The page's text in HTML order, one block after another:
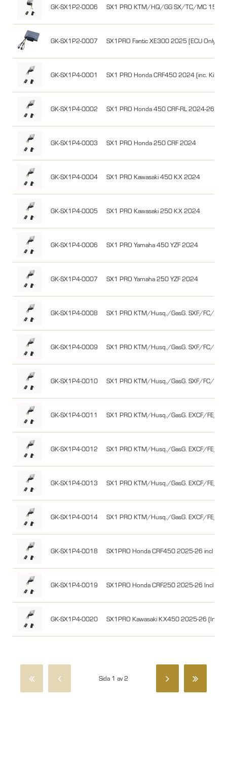
GK-SX1P2-0006 SX1 PRO KTM/HQ/GG SX/TC/MC 150
GK-SX1P2-0007 SX1PRO Fantic XE300 2025 (ECU Only)
GK-SX1P4-0001 SX1 PRO Honda CRF450 2024 (inc. Kill
GK-SX1P4-0002 SX1 PRO Honda 450 CRF-RL 2024-26
GK-SX1P4-0003 SX1 PRO Honda 250 CRF 2024
GK-SX1P4-0004 SX1 PRO Kawasaki 450 KX 2024
GK-SX1P4-0005 SX1 PRO Kawasaki 250 KX 2024
GK-SX1P4-0006 SX1 PRO Yamaha 450 YZF 2024
GK-SX1P4-0007 SX1 PRO Yamaha 250 YZF 2024
GK-SX1P4-0008 SX1 PRO KTM/Husq./GasG. SXF/FC/
GK-SX1P4-0009 SX1 PRO KTM/Husq./GasG. SXF/FC/
GK-SX1P4-0010 SX1 PRO KTM/Husq./GasG. SXF/FC/
GK-SX1P4-0011 SX1 PRO KTM/Husq./GasG. EXCF/FE/
GK-SX1P4-0012 SX1 PRO KTM/Husq./GasG. EXCF/FE/
GK-SX1P4-0013 SX1 PRO KTM/Husq./GasG. EXCF/FE/
GK-SX1P4-0014 SX1 PRO KTM/Husq./GasG. EXCF/FE/
GK-SX1P4-0018 SX1PRO Honda CRF450 2025-26 incl Kill
GK-SX1P4-0019 SX1PRO Honda CRF250 2025-26 Incl Kill
GK-SX1P4-0020 SX1PRO Kawasaki KX450 2025-26 (Incl
Sida 1 av 2